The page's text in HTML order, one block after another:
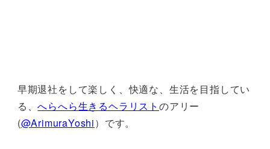
早期退社をして楽しく、快適な、生活を目指してい
る、へらへら生きるヘラリストのアリー
(@ArimuraYoshi）です。